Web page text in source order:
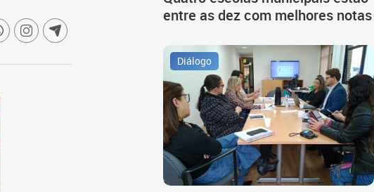
entre as dez com melhores notas
Diálogo